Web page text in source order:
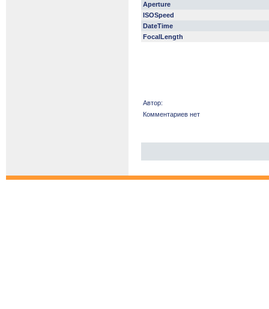
Aperture
ISOSpeed
DateTime
FocalLength
Автор:
Комментариев нет